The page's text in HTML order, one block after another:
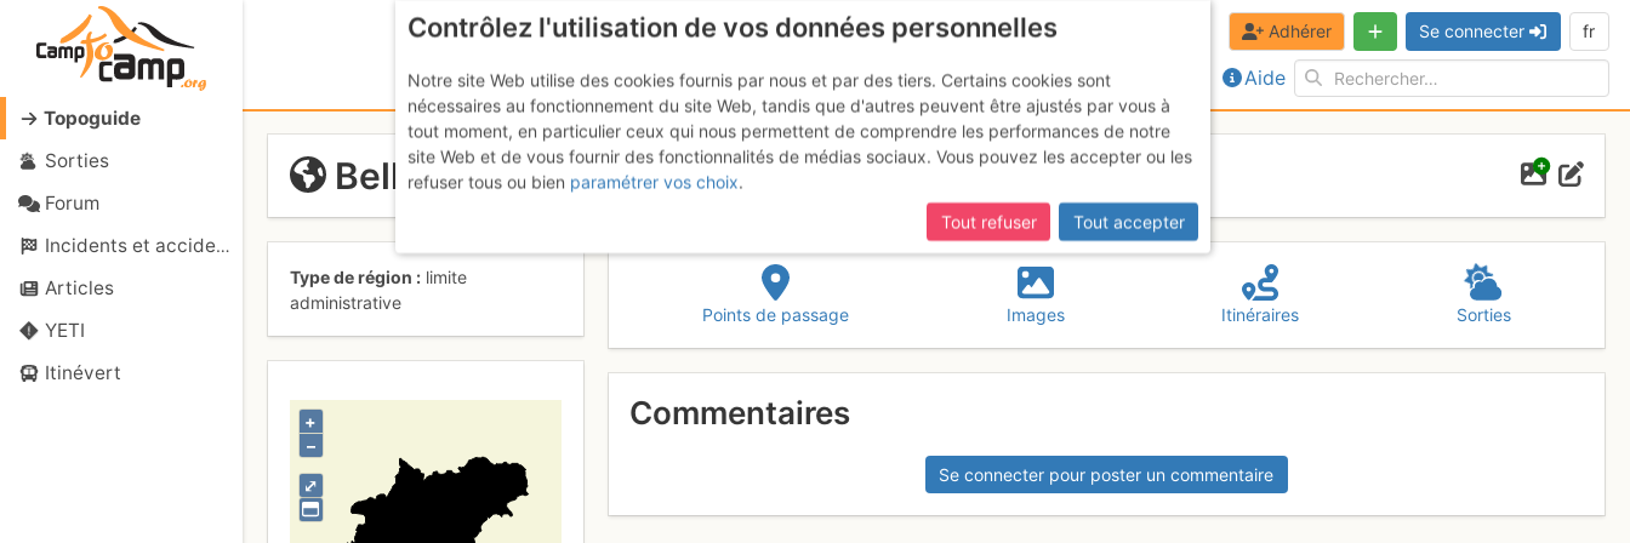
Topoguide
Sorties
Forum
Incidents et accidents
Articles
YETI
Itinévert
Aide
Adhérer Se connecter fr
Bellunoko probintzia
Type de région
limite
administrative
⤢
+
–
Points de passage Images Itinéraires Sorties
Commentaires
Se connecter pour poster un commentaire
Contrôlez l'utilisation de vos données personnelles
Notre site Web utilise des cookies fournis par nous et par des tiers. Certains cookies sont
nécessaires au fonctionnement du site Web, tandis que d'autres peuvent être ajustés par vous à
tout moment, en particulier ceux qui nous permettent de comprendre les performances de notre
site Web et de vous fournir des fonctionnalités de médias sociaux. Vous pouvez les accepter ou les
refuser tous ou bien paramétrer vos choix.
Tout refuser
Tout accepter